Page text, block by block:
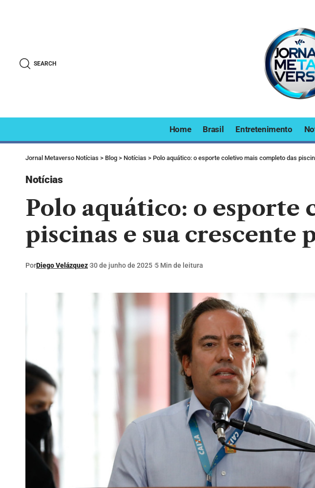
SEARCH
Home Brasil Entretenimento
Jornal Metaverso Notícias > Blog > Notícias > Polo aquático: o esporte coletivo mais completo das
Notícias
Polo aquático: o esporte
piscinas e sua crescente
PorDiego Velázquez 30 de junho de 2025 5 Min de leitura